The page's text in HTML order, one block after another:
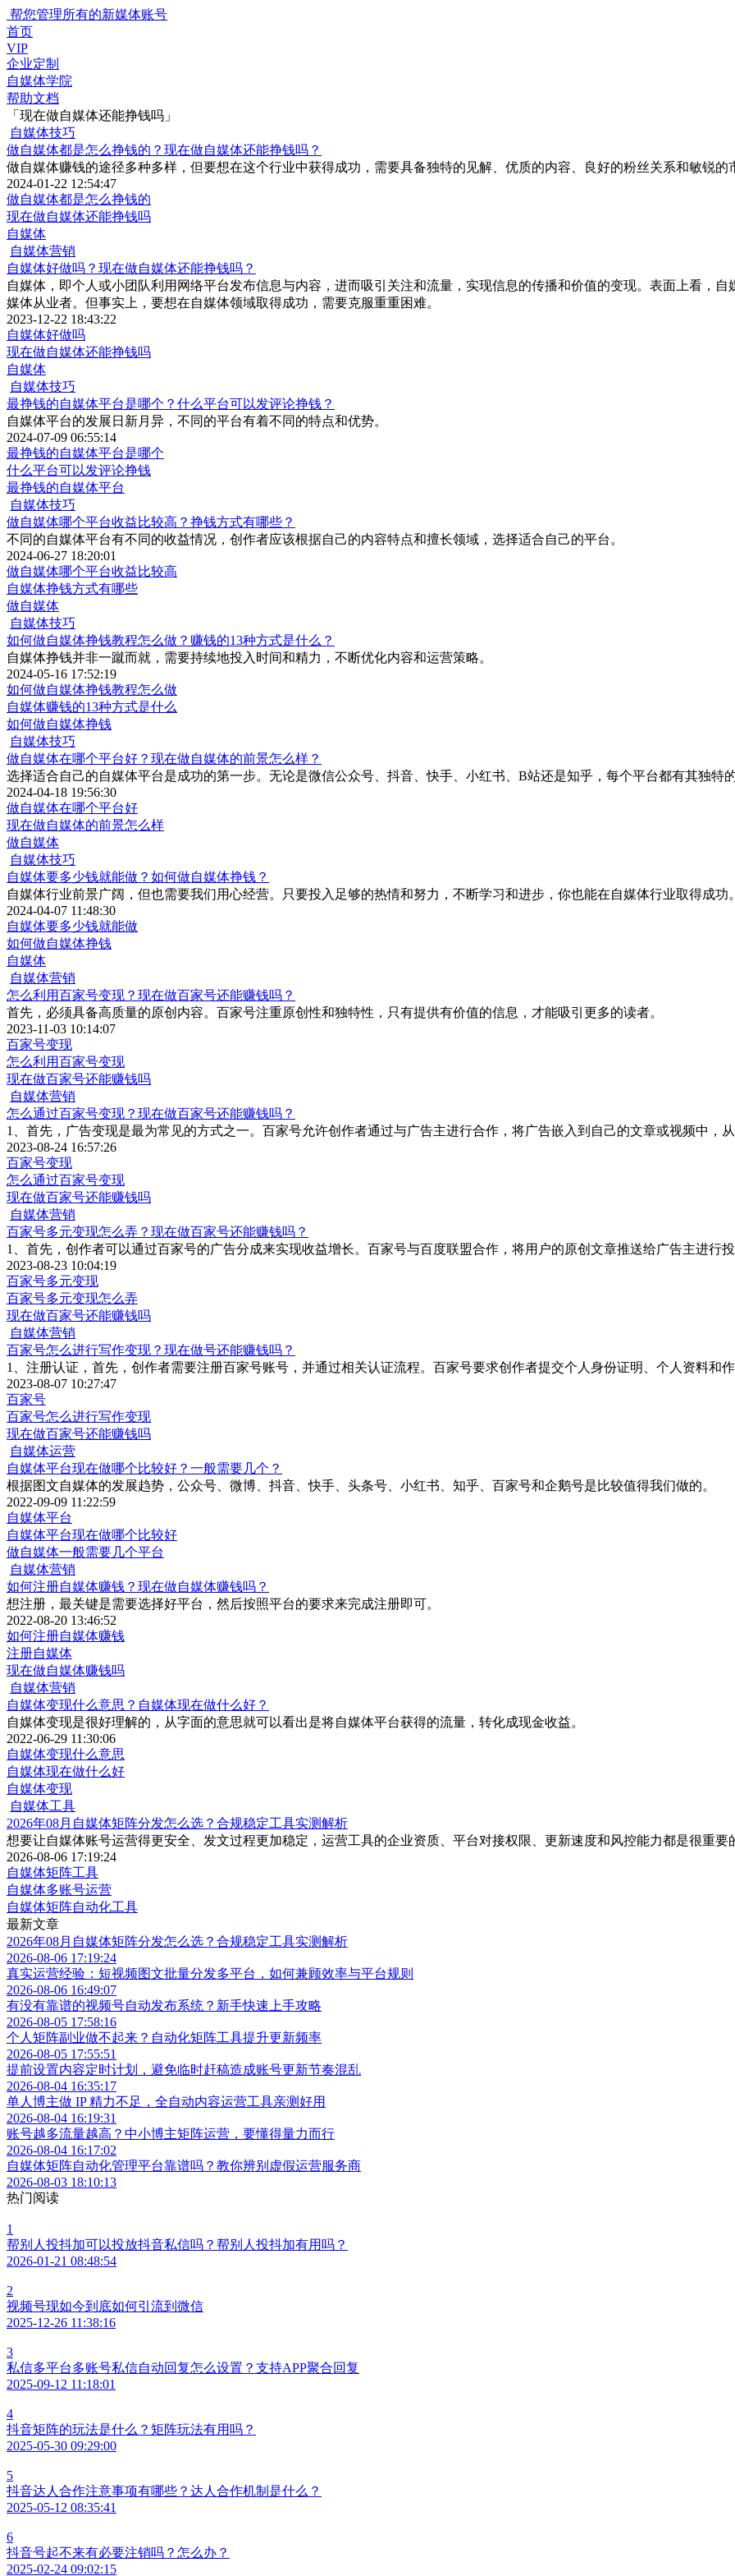
帮您管理所有的新媒体账号
首页
VIP
企业定制
自媒体学院
帮助文档
「现在做自媒体还能挣钱吗」
自媒体技巧
做自媒体都是怎么挣钱的？现在做自媒体还能挣钱吗？
做自媒体赚钱的途径多种多样，但要想在这个行业中获得成功，需要具备独特的见解、优质的内容、良好的粉丝关系和敏锐的
2024-01-22 12:54:47
做自媒体都是怎么挣钱的
现在做自媒体还能挣钱吗
自媒体
自媒体营销
自媒体好做吗？现在做自媒体还能挣钱吗？
自媒体，即个人或小团队利用网络平台发布信息与内容，进而吸引关注和流量，实现信息的传播和价值的变现。表面上看，
媒体从业者。但事实上，要想在自媒体领域取得成功，需要克服重重困难。
2023-12-22 18:43:22
自媒体好做吗
现在做自媒体还能挣钱吗
自媒体
自媒体技巧
最挣钱的自媒体平台是哪个？什么平台可以发评论挣钱？
自媒体平台的发展日新月异，不同的平台有着不同的特点和优势。
2024-07-09 06:55:14
最挣钱的自媒体平台是哪个
什么平台可以发评论挣钱
最挣钱的自媒体平台
自媒体技巧
做自媒体哪个平台收益比较高？挣钱方式有哪些？
不同的自媒体平台有不同的收益情况，创作者应该根据自己的内容特点和擅长领域，选择适合自己的平台。
2024-06-27 18:20:01
做自媒体哪个平台收益比较高
自媒体挣钱方式有哪些
做自媒体
自媒体技巧
如何做自媒体挣钱教程怎么做？赚钱的13种方式是什么？
自媒体挣钱并非一蹴而就，需要持续地投入时间和精力，不断优化内容和运营策略。
2024-05-16 17:52:19
如何做自媒体挣钱教程怎么做
自媒体赚钱的13种方式是什么
如何做自媒体挣钱
自媒体技巧
做自媒体在哪个平台好？现在做自媒体的前景怎么样？
选择适合自己的自媒体平台是成功的第一步。无论是微信公众号、抖音、快手、小红书、B站还是知乎，每个平台都有其独特
2024-04-18 19:56:30
做自媒体在哪个平台好
现在做自媒体的前景怎么样
做自媒体
自媒体技巧
自媒体要多少钱就能做？如何做自媒体挣钱？
自媒体行业前景广阔，但也需要我们用心经营。只要投入足够的热情和努力，不断学习和进步，你也能在自媒体行业取得成功。
2024-04-07 11:48:30
自媒体要多少钱就能做
如何做自媒体挣钱
自媒体
自媒体营销
怎么利用百家号变现？现在做百家号还能赚钱吗？
首先，必须具备高质量的原创内容。百家号注重原创性和独特性，只有提供有价值的信息，才能吸引更多的读者。
2023-11-03 10:14:07
百家号变现
怎么利用百家号变现
现在做百家号还能赚钱吗
自媒体营销
怎么通过百家号变现？现在做百家号还能赚钱吗？
1、首先，广告变现是最为常见的方式之一。百家号允许创作者通过与广告主进行合作，将广告嵌入到自己的文章或视频中，从
2023-08-24 16:57:26
百家号变现
怎么通过百家号变现
现在做百家号还能赚钱吗
自媒体营销
百家号多元变现怎么弄？现在做百家号还能赚钱吗？
1、首先，创作者可以通过百家号的广告分成来实现收益增长。百家号与百度联盟合作，将用户的原创文章推送给广告主进行
2023-08-23 10:04:19
百家号多元变现
百家号多元变现怎么弄
现在做百家号还能赚钱吗
自媒体营销
百家号怎么进行写作变现？现在做号还能赚钱吗？
1、注册认证，首先，创作者需要注册百家号账号，并通过相关认证流程。百家号要求创作者提交个人身份证明、个人资料和作
2023-08-07 10:27:47
百家号
百家号怎么进行写作变现
现在做百家号还能赚钱吗
自媒体运营
自媒体平台现在做哪个比较好？一般需要几个？
根据图文自媒体的发展趋势，公众号、微博、抖音、快手、头条号、小红书、知乎、百家号和企鹅号是比较值得我们做的。
2022-09-09 11:22:59
自媒体平台
自媒体平台现在做哪个比较好
做自媒体一般需要几个平台
自媒体营销
如何注册自媒体赚钱？现在做自媒体赚钱吗？
想注册，最关键是需要选择好平台，然后按照平台的要求来完成注册即可。
2022-08-20 13:46:52
如何注册自媒体赚钱
注册自媒体
现在做自媒体赚钱吗
自媒体营销
自媒体变现什么意思？自媒体现在做什么好？
自媒体变现是很好理解的，从字面的意思就可以看出是将自媒体平台获得的流量，转化成现金收益。
2022-06-29 11:30:06
自媒体变现什么意思
自媒体现在做什么好
自媒体变现
自媒体工具
2026年08月自媒体矩阵分发怎么选？合规稳定工具实测解析
想要让自媒体账号运营得更安全、发文过程更加稳定，运营工具的企业资质、平台对接权限、更新速度和风控能力都是很重要
2026-08-06 17:19:24
自媒体矩阵工具
自媒体多账号运营
自媒体矩阵自动化工具
最新文章
2026年08月自媒体矩阵分发怎么选？合规稳定工具实测解析
2026-08-06 17:19:24
真实运营经验：短视频图文批量分发多平台，如何兼顾效率与平台规则
2026-08-06 16:49:07
有没有靠谱的视频号自动发布系统？新手快速上手攻略
2026-08-05 17:58:16
个人矩阵副业做不起来？自动化矩阵工具提升更新频率
2026-08-05 17:55:51
提前设置内容定时计划，避免临时赶稿造成账号更新节奏混乱
2026-08-04 16:35:17
单人博主做 IP 精力不足，全自动内容运营工具亲测好用
2026-08-04 16:19:31
账号越多流量越高？中小博主矩阵运营，要懂得量力而行
2026-08-04 16:17:02
自媒体矩阵自动化管理平台靠谱吗？教你辨别虚假运营服务商
2026-08-03 18:10:13
热门阅读
1
帮别人投抖加可以投放抖音私信吗？帮别人投抖加有用吗？
2026-01-21 08:48:54
2
视频号现如今到底如何引流到微信
2025-12-26 11:38:16
3
私信多平台多账号私信自动回复怎么设置？支持APP聚合回复
2025-09-12 11:18:01
4
抖音矩阵的玩法是什么？矩阵玩法有用吗？
2025-05-30 09:29:00
5
抖音达人合作注意事项有哪些？达人合作机制是什么？
2025-05-12 08:35:41
6
抖音号起不来有必要注销吗？怎么办？
2025-02-24 09:02:15